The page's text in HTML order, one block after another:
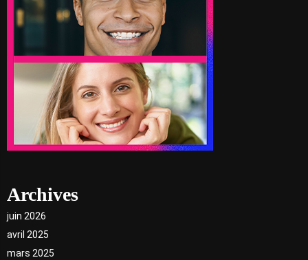
Archives
juin 2026
avril 2025
mars 2025